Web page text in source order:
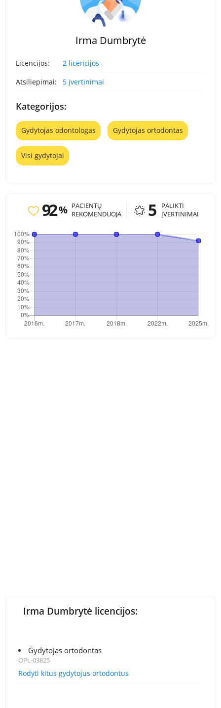
Irma Dumbrytė
Licencijos:
2 licencijos
Atsiliepimai:
5 įvertinimai
Kategorijos:
Gydytojas odontologas Gydytojas ortodontas
Visi gydytojai
92 % PACIENTŲ
REKOMENDUOJA
5
PALIKTI
ĮVERTINIMAI
Irma Dumbrytė licencijos:
Gydytojas ortodontas
OPL-03825
Rodyti kitus gydytojus ortodontus